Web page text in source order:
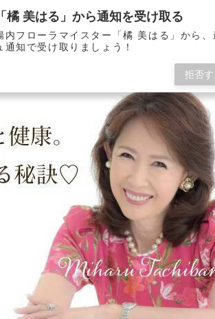
年。 健康で美しくいられる秘訣をこのブログを通
「橘 美はる」から通知を受け取る
内フローラマイスター「橘 美はる」から
通知で受け取りましょう！
拒否す